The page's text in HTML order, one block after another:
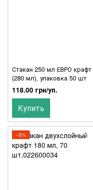
Стакан 250 мл ЕВРО крафт
(280 мл), упаковка 50 шт
118.00 грн/уп.
Купить
−5%